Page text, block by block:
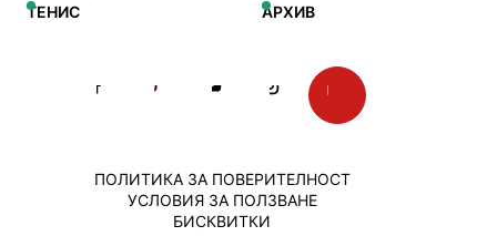
ТЕНИС
АРХИВ
ПОЛИТИКА ЗА ПОВЕРИТЕЛНОСТ
УСЛОВИЯ ЗА ПОЛЗВАНЕ
БИСКВИТКИ